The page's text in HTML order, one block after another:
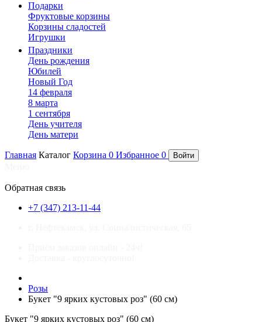
Подарки
Фруктовые корзины
Корзины сладостей
Игрушки
Праздники
День рождения
Юбилей
Новый Год
14 февраля
8 марта
1 сентября
День учителя
День матери
Главная Каталог Корзина 0 Избранное 0 Войти
Обратная связь
+7 (347) 213-11-44
Розы
Букет "9 ярких кустовых роз" (60 см)
Букет "9 ярких кустовых роз" (60 см)